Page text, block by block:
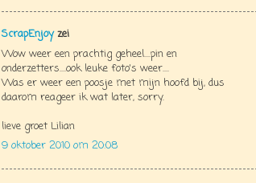
ScrapEnjoyzei
Wow weer een prachtig geheel....pin en
onderzetters....ook leuke foto's weer....
Was er weer een poosje met mijn hoofd bij, dus
daarom reageer ik wat later, sorry.
lieve groet Lilian
9 oktober 2010 om 20:08